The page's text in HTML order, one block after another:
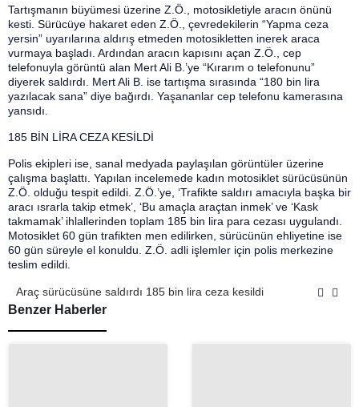
Tartışmanın büyümesi üzerine Z.Ö., motosikletiyle aracın önünü
kesti. Sürücüye hakaret eden Z.Ö., çevredekilerin “Yapma ceza
yersin” uyarılarına aldırış etmeden motosikletten inerek araca
vurmaya başladı. Ardından aracın kapısını açan Z.Ö., cep
telefonuyla görüntü alan Mert Ali B.’ye “Kırarım o telefonunu”
diyerek saldırdı. Mert Ali B. ise tartışma sırasında “180 bin lira
yazılacak sana” diye bağırdı. Yaşananlar cep telefonu kamerasına
yansıdı.
185 BİN LİRA CEZA KESİLDİ
Polis ekipleri ise, sanal medyada paylaşılan görüntüler üzerine
çalışma başlattı. Yapılan incelemede kadın motosiklet sürücüsünün
Z.Ö. olduğu tespit edildi. Z.Ö.’ye, ‘Trafikte saldırı amacıyla başka bir
aracı ısrarla takip etmek’, ‘Bu amaçla araçtan inmek’ ve ‘Kask
takmamak’ ihlallerinden toplam 185 bin lira para cezası uygulandı.
Motosiklet 60 gün trafikten men edilirken, sürücünün ehliyetine ise
60 gün süreyle el konuldu. Z.Ö. adli işlemler için polis merkezine
teslim edildi.
Araç sürücüsüne saldırdı 185 bin lira ceza kesildi
Benzer Haberler